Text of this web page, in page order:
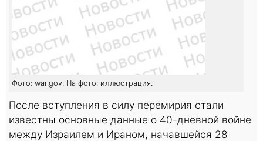
Фото: war.gov. На фото: иллюстрация.
После вступления в силу перемирия стали
известны основные данные о 40-дневной войне
между Израилем и Ираном, начавшейся 28